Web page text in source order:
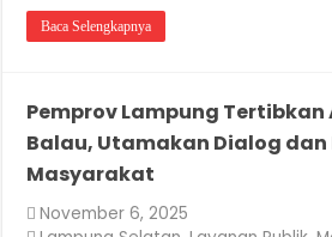
Baca Selengkapnya
Pemprov Lampung Tertibkan
Balau, Utamakan Dialog
Masyarakat
November 6, 2025